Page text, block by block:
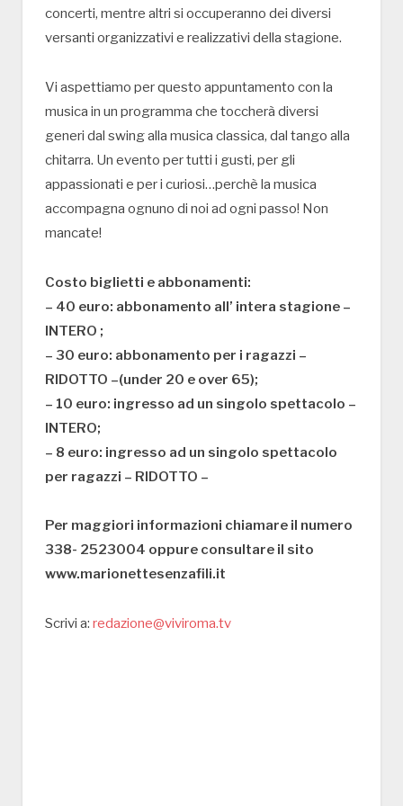
concerti, mentre altri si occuperanno dei diversi
versanti organizzativi e realizzativi della stagione.
Vi aspettiamo per questo appuntamento con la
musica in un programma che toccherà diversi
generi dal swing alla musica classica, dal tango alla
chitarra. Un evento per tutti i gusti, per gli
appassionati e per i curiosi…perchè la musica
accompagna ognuno di noi ad ogni passo! Non
mancate!
Costo biglietti e abbonamenti:
– 40 euro: abbonamento all’ intera stagione –
INTERO ;
– 30 euro: abbonamento per i ragazzi –
RIDOTTO –(under 20 e over 65);
– 10 euro: ingresso ad un singolo spettacolo –
INTERO;
– 8 euro: ingresso ad un singolo spettacolo
per ragazzi – RIDOTTO –
Per maggiori informazioni chiamare il numero
338- 2523004 oppure consultare il sito
www.marionettesenzafili.it
Scrivi a: redazione@viviroma.tv